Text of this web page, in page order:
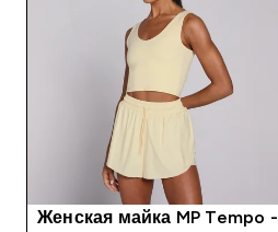
Женская майка MP Tempo -